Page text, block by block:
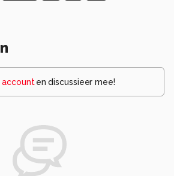
account en discussieer mee!